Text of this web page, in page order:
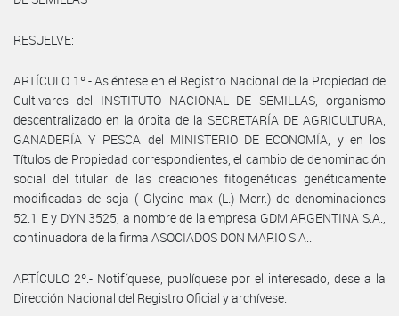
RESUELVE:
ARTÍCULO 1º.- Asiéntese en el Registro Nacional de la Propiedad de
Cultivares del INSTITUTO NACIONAL DE SEMILLAS, organismo
descentralizado en la órbita de la SECRETARÍA DE AGRICULTURA,
GANADERÍA Y PESCA del MINISTERIO DE ECONOMÍA, y en los
Títulos de Propiedad correspondientes, el cambio de denominación
social del titular de las creaciones fitogenéticas genéticamente
modificadas de soja ( Glycine max (L.) Merr.) de denominaciones
52.1 E y DYN 3525, a nombre de la empresa GDM ARGENTINA S.A.,
continuadora de la firma ASOCIADOS DON MARIO S.A..
ARTÍCULO 2º.- Notifíquese, publíquese por el interesado, dese a la
Dirección Nacional del Registro Oficial y archívese.